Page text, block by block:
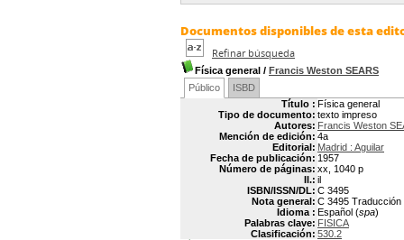
Documentos disponibles de esta
Refinar búsqueda
Física general / Francis Weston SEARS
Público
ISBD
Título : Física general
Tipo de documento: texto impreso
Autores: Francis Weston
Mención de edición: 4a
Editorial: Madrid : Aguilar
Fecha de publicación: 1957
Número de páginas: xx, 1040 p
Il.: il
ISBN/ISSN/DL: C 3495
Nota general: C 3495 Traducción
Idioma : Español (spa)
Palabras clave: FISICA
Clasificación: 530.2